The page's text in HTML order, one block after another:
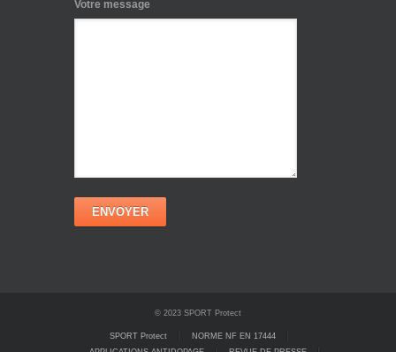
Votre message
© 2023 SPORT Protect
SPORT Protect
NORME NF EN 17444